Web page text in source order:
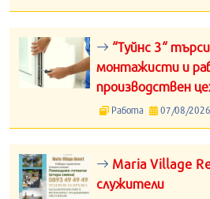
“Туйнс 3“
монтажисти и
производствен
Работа 07/08/2026
Maria Village
служители